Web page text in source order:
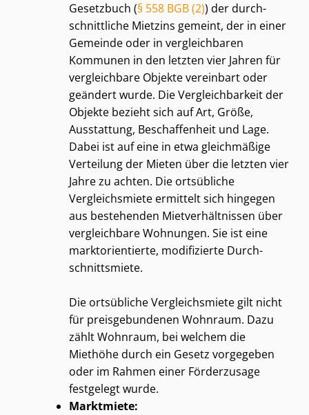
Gesetzbuch (§ 558 BGB (2)) der durch­
schnitt­li­che Mietzins gemeint, der in einer
Gemeinde oder in vergleichbaren
Kommunen in den letzten vier Jahren für
vergleichbare Objekte vereinbart oder
geändert wurde. Die Ver­gleich­bar­keit der
Objekte bezieht sich auf Art, Größe,
Ausstattung, Beschaffenheit und Lage.
Dabei ist auf eine in etwa gleichmäßige
Verteilung der Mieten über die letzten vier
Jahre zu achten. Die ortsübliche
Vergleichsmiete ermittelt sich hingegen
aus bestehenden Miet­ver­hält­nis­sen über
vergleichbare Wohnungen. Sie ist eine
markt­ori­en­tier­te, modifizierte Durch­
schnitts­mie­te.
Die ortsübliche Vergleichsmiete gilt nicht
für preisgebundenen Wohnraum. Dazu
zählt Wohnraum, bei welchem die
Miethöhe durch ein Gesetz vorgegeben
oder im Rahmen einer Förderzusage
festgelegt wurde.
Marktmiete: